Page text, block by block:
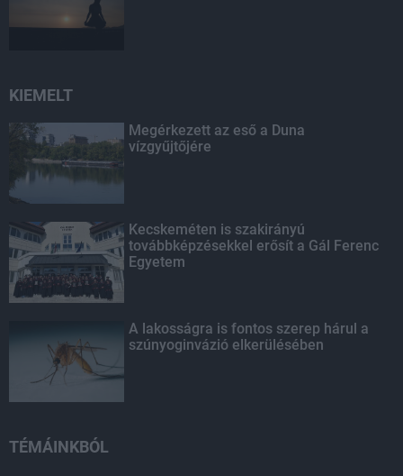
KIEMELT
Megérkezett az eső a Duna
vízgyűjtőjére
Kecskeméten is szakirányú
továbbképzésekkel erősít a Gál Ferenc
Egyetem
A lakosságra is fontos szerep hárul a
szúnyoginvázió elkerülésében
TÉMÁINKBÓL